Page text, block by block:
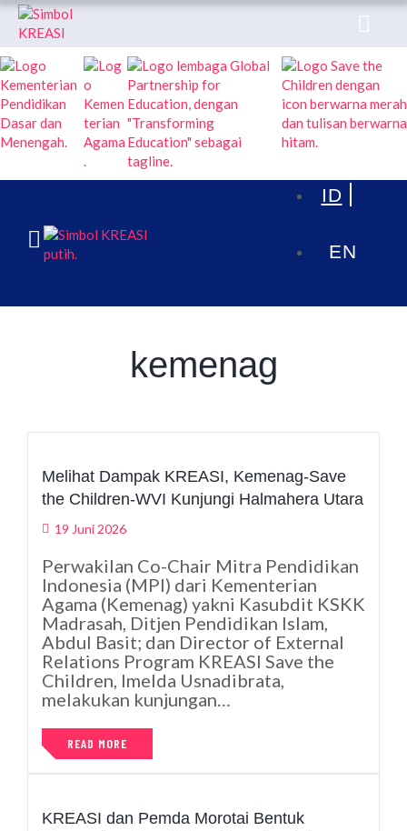
kemenag
KREASI KOLABORASI UNTUK EDUKASI ANAK
INDONESIA
TENTANG
ARTIKEL & BERITA
Melihat Dampak KREASI, Kemenag-Save
the Children-WVI Kunjungi Halmahera Utara
19 Juni 2026
Perwakilan Co-Chair Mitra Pendidikan
Indonesia (MPI) dari Kementerian
Agama (Kemenag) yakni Kasubdit KSKK
Madrasah, Ditjen Pendidikan Islam,
Abdul Basit; dan Director of External
Relations Program KREASI Save the
Children, Imelda Usnadibrata,
melakukan kunjungan…
READ MORE
KREASI dan Pemda Morotai Bentuk